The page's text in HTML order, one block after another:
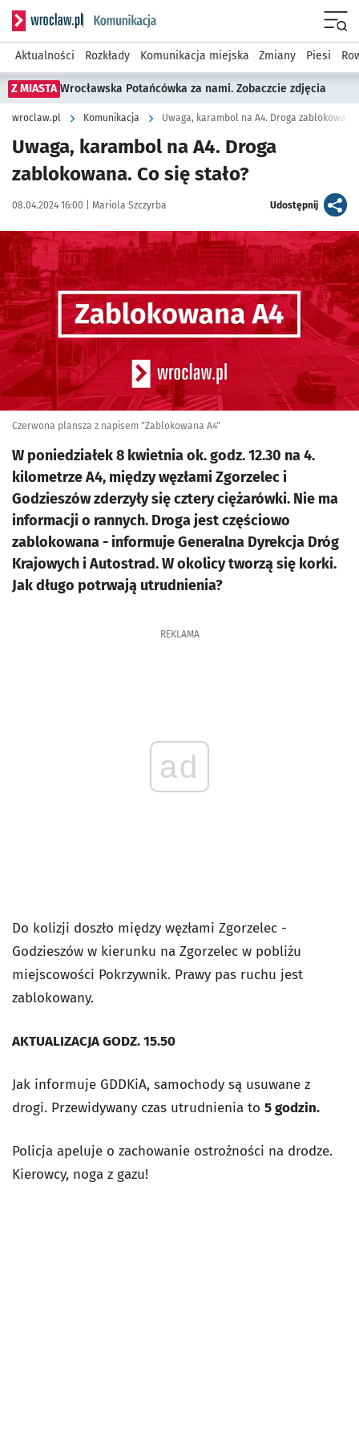
Serwis informacyjny wroclaw.pl podserwis: Komunikacja
Aktualności Rozkłady Komunikacja miejska Zmiany Piesi
Z MIASTA Wrocławska Potańcówka za nami. Zobaczcie zdjęcia
wroclaw.pl Komunikacja Uwaga, karambol na A4. Droga
Uwaga, karambol na A4. Droga
zablokowana. Co się stało?
Data publikacji:
08.04.2024 16:00 | Autor:
Mariola Szczyrba Udostępnijartykuł
Kliknij, aby powiększyć
Czerwona plansza z napisem "Zablokowana A4"
W poniedziałek 8 kwietnia ok. godz. 12.30 na 4.
kilometrze A4, między węzłami Zgorzelec i
Godzieszów zderzyły się cztery ciężarówki. Nie ma
informacji o rannych. Droga jest częściowo
zablokowana - informuje Generalna Dyrekcja Dróg
Krajowych i Autostrad. W okolicy tworzą się korki.
Jak długo potrwają utrudnienia?
REKLAMA
ad
Do kolizji doszło między węzłami Zgorzelec -
Godzieszów w kierunku na Zgorzelec w pobliżu
miejscowości Pokrzywnik. Prawy pas ruchu jest
zablokowany.
AKTUALIZACJA GODZ. 15.50
Jak informuje GDDKiA, samochody są usuwane z
drogi. Przewidywany czas utrudnienia to 5 godzin.
Policja apeluje o zachowanie ostrożności na drodze.
Kierowcy, noga z gazu!